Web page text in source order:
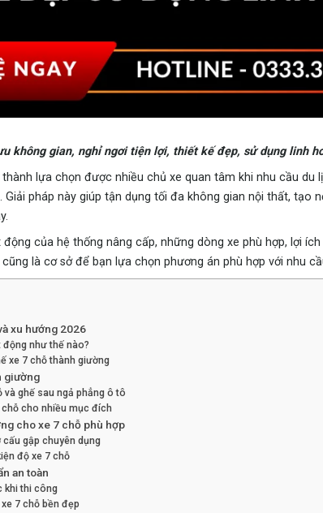
không gian, nghỉ ngơi tiện lợi, thiết kế đẹp, sử dụng linh
lựa chọn được nhiều chủ xe quan tâm khi nhu cầu du
pháp này giúp tận dụng tối đa không gian nội thất, tạo
của hệ thống nâng cấp, những dòng xe phù hợp, lợi
là cơ sở để bạn lựa chọn phương án phù hợp với nhu
xu hướng 2026
như thế nào?
xe 7 chỗ thành giường
giường
và ghế sau ngả phẳng ô tô
chỗ cho nhiều mục đích
cho xe 7 chỗ phù hợp
gập chuyên dụng
độ xe 7 chỗ
an toàn
khi thi công
7 chỗ bền đẹp